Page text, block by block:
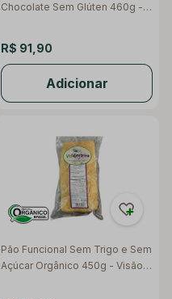
Chocolate Sem Glúten 460g -
R$ 91,90
Adicionar
Pão Funcional Sem Trigo e Sem
Açúcar Orgânico 450g - Visão